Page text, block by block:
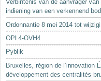
Verbintenis van de aanvrager
indiening van een verkennend
Ordonnantie 8 mei 2014 tot
OPL4-OVH4
Pyblik
Bruxelles, région de l’innovation
développement des centralités